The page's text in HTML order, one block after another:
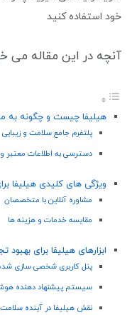
خود استفاده کنید
آنچه در این مقاله می
هیلیفا چیست و چگونه به
پلتفرم جامع سلامت و زیبایی
دسترسی به اطلاعات معتبر و
ویژگی های کلیدی هیلیفا
مشاوره آنلاین با متخصصان
مقایسه خدمات و هزینه ها
ابزارهای هیلیفا برای بهبود
پنل کاربری شخصی سازی
سیستم پیشنهاد دهنده
نقش هیلیفا در آینده سلامت